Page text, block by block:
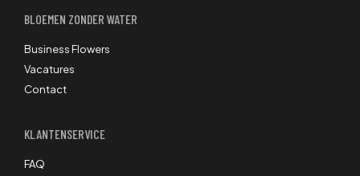
BLOEMEN ZONDER WATER
Business Flowers
Vacatures
Contact
KLANTENSERVICE
FAQ